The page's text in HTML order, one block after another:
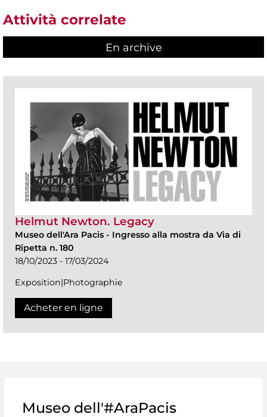
Attività correlate
En archive
Helmut Newton. Legacy
Museo dell'Ara Pacis - Ingresso alla mostra da Via di
Ripetta n. 180
18/10/2023 - 17/03/2024
Exposition|Photographie
Acheter en ligne
Museo dell'#AraPacis